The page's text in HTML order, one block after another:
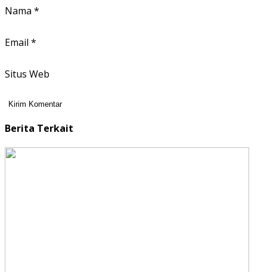
Nama *
Email *
Situs Web
Berita Terkait